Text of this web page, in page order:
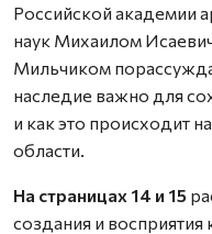
Российской академии
наук Михаилом
Мильчиком
наследие важно для
и как это происходит
области.
На страницах 14 и 15
создания и